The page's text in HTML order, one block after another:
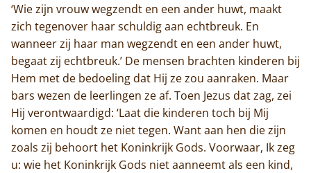
‘Wie zijn vrouw wegzendt en een ander huwt, maakt
zich tegenover haar schuldig aan echtbreuk. En
wanneer zij haar man wegzendt en een ander huwt,
begaat zij echtbreuk.’ De mensen brachten kinderen bij
Hem met de bedoeling dat Hij ze zou aanraken. Maar
bars wezen de leerlingen ze af. Toen Jezus dat zag, zei
Hij verontwaardigd: ‘Laat die kinderen toch bij Mij
komen en houdt ze niet tegen. Want aan hen die zijn
zoals zij behoort het Koninkrijk Gods. Voorwaar, Ik zeg
u: wie het Koninkrijk Gods niet aanneemt als een kind,